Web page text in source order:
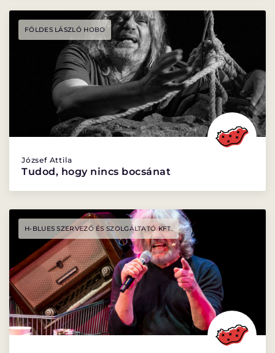
FÖLDES LÁSZLÓ HOBO
József Attila
Tudod, hogy nincs bocsánat
H-BLUES SZERVEZŐ ÉS SZOLGÁLTATÓ KFT.